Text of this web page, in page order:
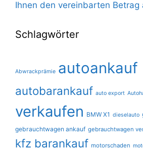
Ihnen den vereinbarten Betrag
Schlagwörter
Abwrackprämie autoankauf
autobarankauf auto export
verkaufen BMW X1 dieselauto
gebrauchtwagen ankauf gebrauchtwagen
kfz barankauf motorschaden